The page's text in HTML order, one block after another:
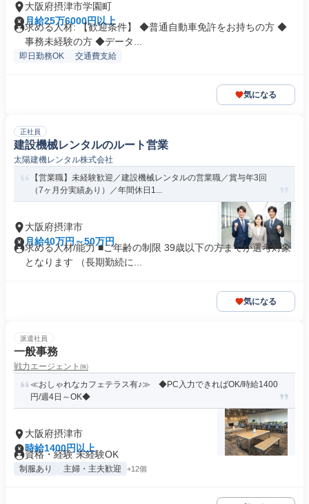
大阪府摂津市学園町
月給25万6000円以上
求める人材: 【歓迎条件】 ◆普通自動車免許をお持ちの方 ◆
事務未経験の方 ◆データ...
即日勤務OK 交通費支給
気になる
正社員
建設機械レンタルのルート営業
太陽建機レンタル株式会社
【営業職】未経験歓迎／建設機械レンタルの営業職／賞与年3回
（7ヶ月分実績あり）／年間休日1...
大阪府摂津市
月給40万円～50万円
求める人材/能力 ■ご年齢の制限 39歳以下の方までが選考対象
となります （長期勤続に...
気になる
派遣社員
一般事務
戦力エージェント㈱
≪おしゃれなカフェテラス有♪≫ ◆PC入力できればOK/時給1400
円/週4日～OK◆
大阪府摂津市
時給1400円以上
資格・経験 未経験OK
制服あり 主婦・主夫歓迎 +12個